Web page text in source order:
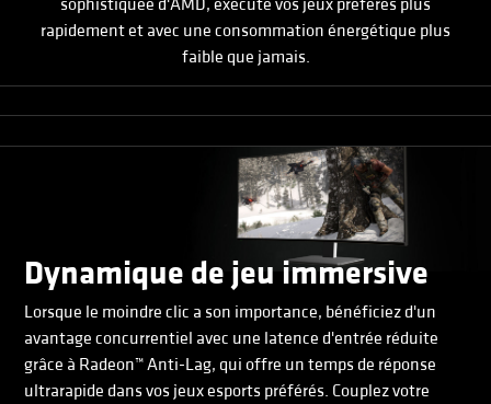
sophistiquée d'AMD, exécute vos jeux préférés plus
rapidement et avec une consommation énergétique plus
faible que jamais.
Dynamique de jeu immersive
Lorsque le moindre clic a son importance, bénéficiez d'un
avantage concurrentiel avec une latence d'entrée réduite
grâce à Radeon™ Anti-Lag, qui offre un temps de réponse
ultrarapide dans vos jeux esports préférés. Couplez votre